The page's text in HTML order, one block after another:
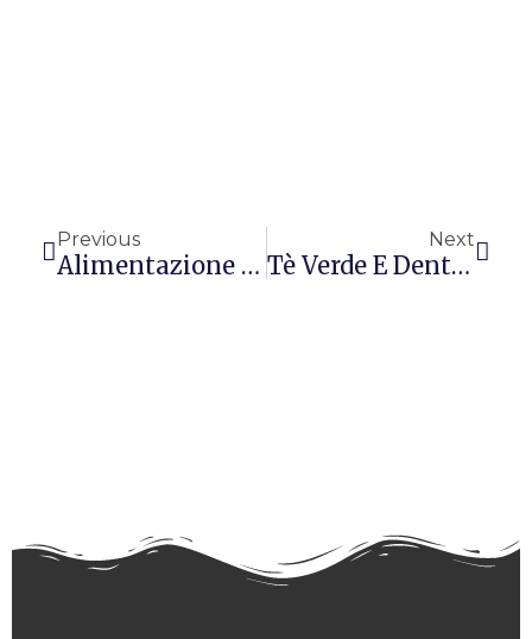
Previous
Alimentazione Sana, Equilibrata E Rivolta Al Risparmio.
Next
Tè Verde E Denti Sani